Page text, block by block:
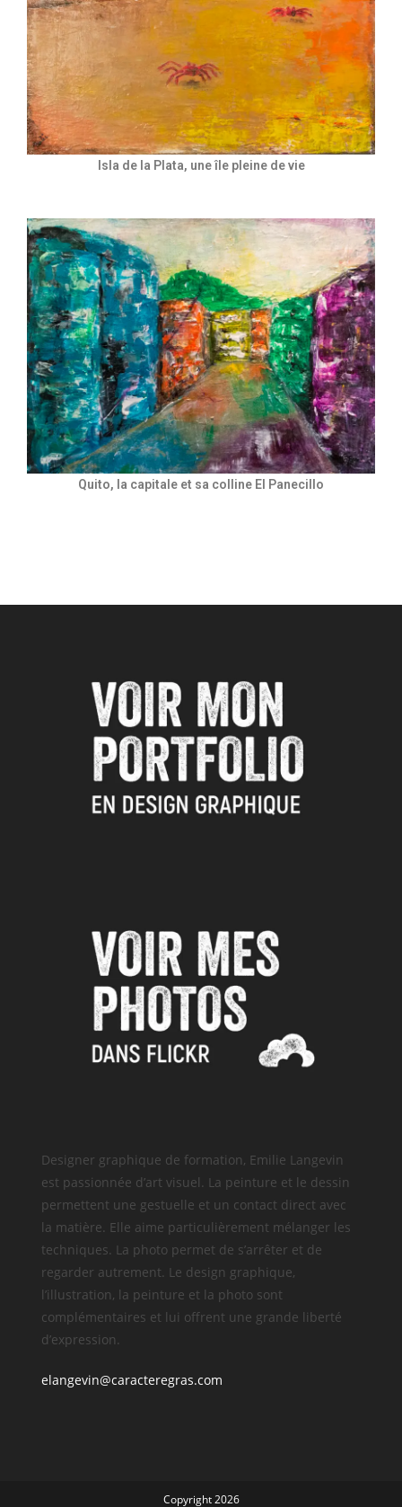
Isla de la Plata, une île pleine de vie
Quito, la capitale et sa colline El Panecillo
Designer graphique de formation, Emilie Langevin
est passionnée d’art visuel. La peinture et le dessin
permettent une gestuelle et un contact direct avec
la matière. Elle aime particulièrement mélanger les
techniques. La photo permet de s’arrêter et de
regarder autrement. Le design graphique,
l’illustration, la peinture et la photo sont
complémentaires et lui offrent une grande liberté
d’expression.
elangevin@caracteregras.com
Copyright 2026